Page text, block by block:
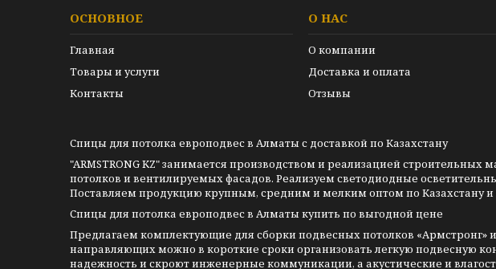
ОСНОВНОЕ
Главная
Товары и услуги
Контакты
О НАС
О компании
Доставка и оплата
Отзывы
Спицы для потолка европодвес в Алматы с доставкой по Казахстану
"ARMSTRONG KZ" занимается производством и реализацией
потолков и вентилируемых фасадов. Реализуем светодиодные
Поставляем продукцию крупным, средним и мелким оптом по Казахстану
Спицы для потолка европодвес в Алматы купить по выгодной цене
Предлагаем комплектующие для сборки подвесных потолков
направляющих можно в короткие сроки организовать легкую подвесную
надежность и скроют инженерные коммуникации, а акустические и